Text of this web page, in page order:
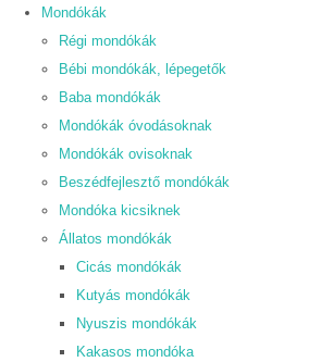
Mondókák
Régi mondókák
Bébi mondókák, lépegetők
Baba mondókák
Mondókák óvodásoknak
Mondókák ovisoknak
Beszédfejlesztő mondókák
Mondóka kicsiknek
Állatos mondókák
Cicás mondókák
Kutyás mondókák
Nyuszis mondókák
Kakasos mondóka